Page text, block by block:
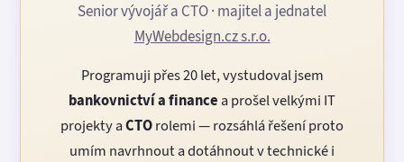
Senior vývojář a CTO · majitel a jednatel
MyWebdesign.cz s.r.o.
Programuji přes 20 let, vystudoval jsem
bankovnictví a finance a prošel velkými IT
projekty aCTOrolemi — rozsáhlá řešení proto
umím navrhnout a dotáhnout v technické i